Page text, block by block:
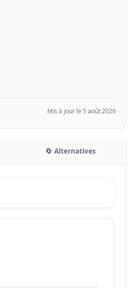
Mis à jour le 5 août 2026
🔄 Alternatives